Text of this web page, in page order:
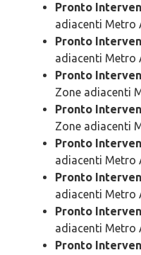
Pronto
adiacenti Metro
Pronto
adiacenti Metro
Pronto
Zone adiacenti
Pronto
Zone adiacenti
Pronto
adiacenti Metro
Pronto
adiacenti Metro
Pronto
adiacenti Metro
Pronto